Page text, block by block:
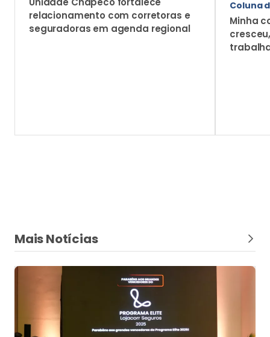
no Ceará em imagens
dias de premiação, networking estratégico e
integração do ecossistema Lojacorr Seguros em